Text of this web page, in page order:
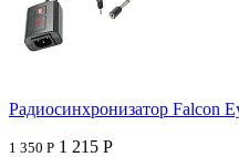
Радиосинхронизатор Falcon
1 350 Р 1 215 Р